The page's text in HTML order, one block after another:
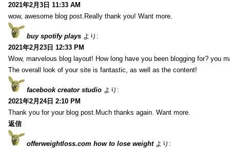
2021年2月3日 11:33 AM
wow, awesome blog post.Really thank you! Want more.
buy spotify plays より:
2021年2月23日 12:33 PM
Wow, marvelous blog layout! How long have you been blogging for? you
The overall look of your site is fantastic, as well as the content!
facebook creator studio より:
2021年2月24日 2:10 PM
Thank you for your blog post.Much thanks again. Want more.
返信
offerweightloss.com how to lose weight より: